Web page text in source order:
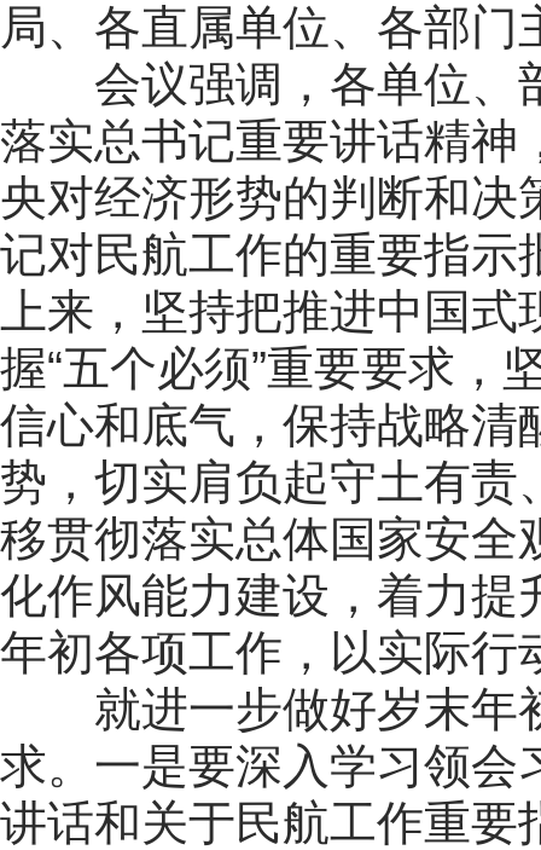
局、各直属单位、各部
会议强调，各单位、
落实总书记重要讲话精神
央对经济形势的判断和决
记对民航工作的重要指示
上来，坚持把推进中国
握“五个必须”重要要求，
信心和底气，保持战略清
势，切实肩负起守土有责
移贯彻落实总体国家安全
化作风能力建设，着力提
年初各项工作，以实际行
就进一步做好岁末年
求。一是要深入学习领会
讲话和关于民航工作重要